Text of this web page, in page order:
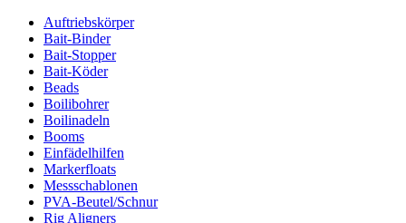
Auftriebskörper
Bait-Binder
Bait-Stopper
Bait-Köder
Beads
Boilibohrer
Boilinadeln
Booms
Einfädelhilfen
Markerfloats
Messschablonen
PVA-Beutel/Schnur
Rig Aligners